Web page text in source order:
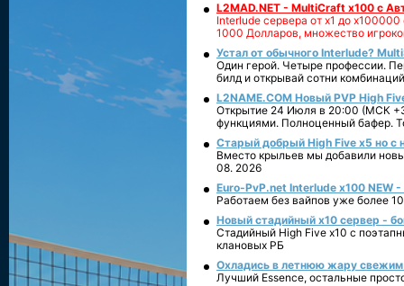
L2MAD.NET - MultiCraft x100 с
Interlude сервера от х1 до
1000 Долларов, множество
Устал от обычного Interlude?
Один герой. Четыре профессии.
билд и открывай сотни
L2NAME.COM Новый PVP High
Открытие 24 Июля в 20:00 (МСК
функциями. Полноценный бафер.
Старый добрый High Five x5 но с
Вместо крыльев мы добавили
08. 2026
Euro-PvP.net Interlude х100 NEW
Работаем без вайпов уже более
Новый стадийный х10 сервер -
Стадийный High Five x10 с
клановых РБ
Охладись в летнюю жару
Лучший Essence, остальные